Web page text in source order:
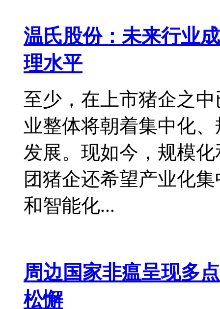
温氏股份：未来行业
理水平
至少，在上市猪企之
业整体将朝着集中化
发展。现如今，规模
团猪企还希望产业化
和智能化...
周边国家非瘟呈现多
松懈